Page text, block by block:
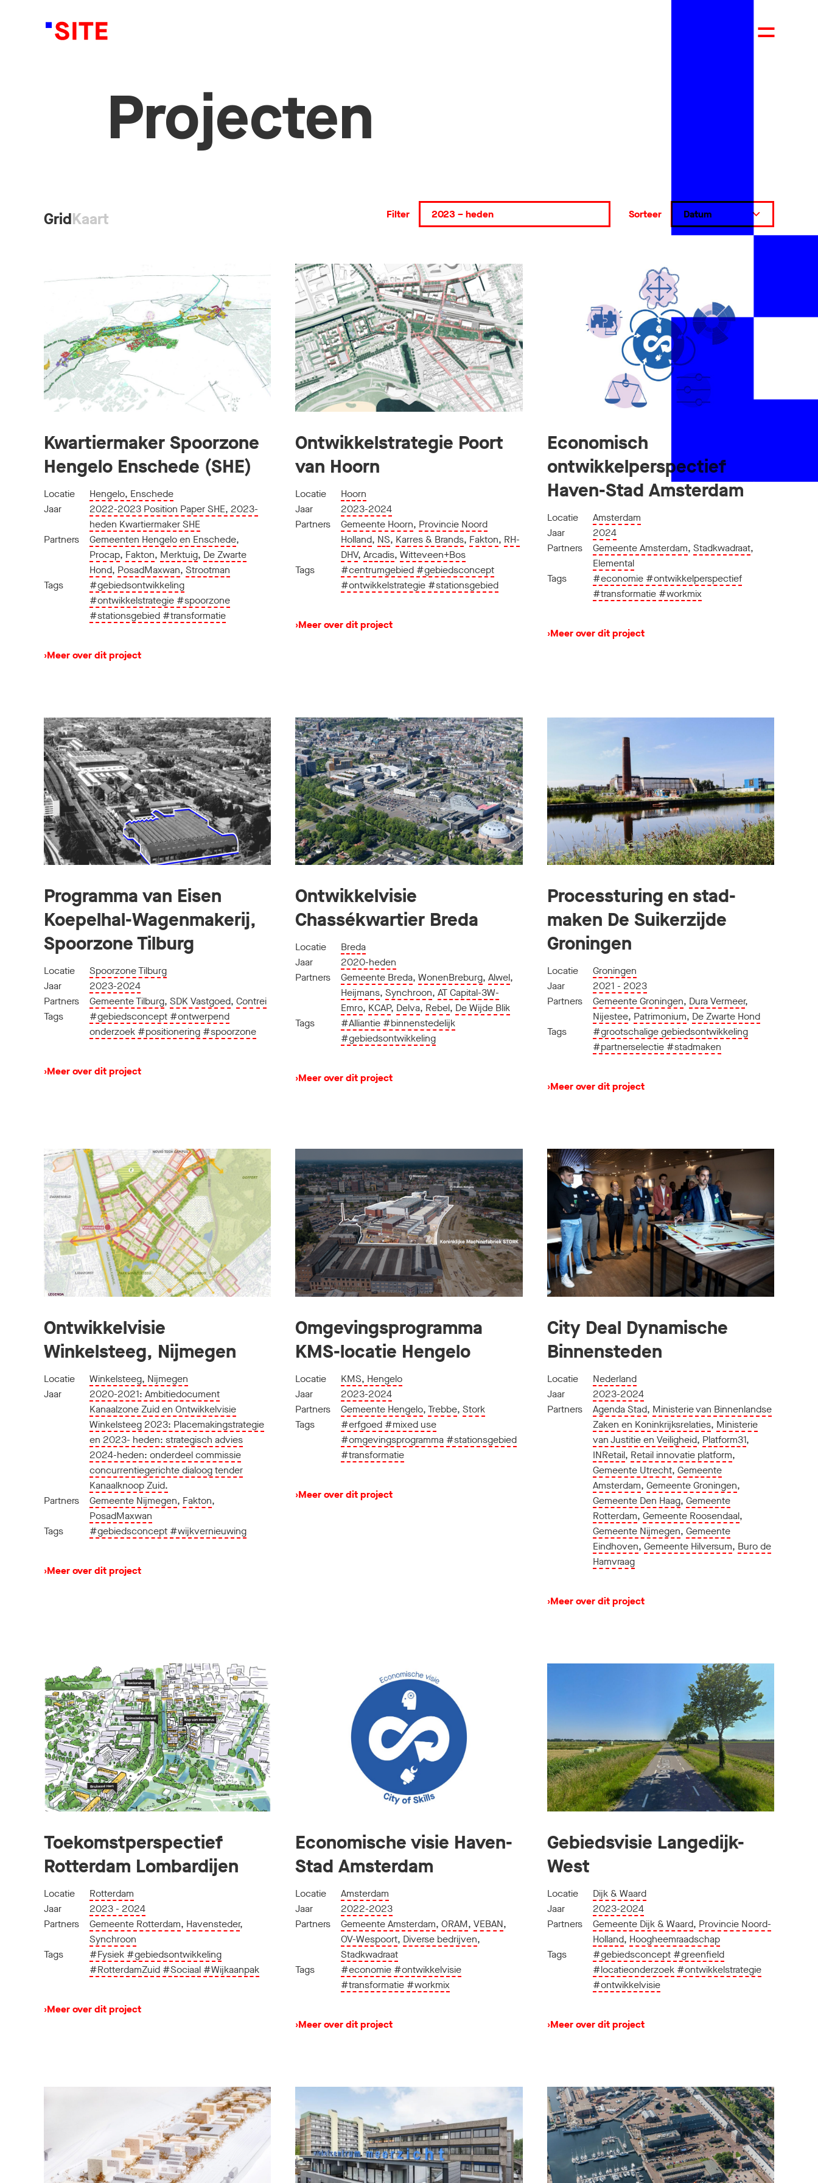
Projecten
GridKaart Filter Sorteer
Kwartiermaker Spoorzone
Hengelo Enschede (SHE)
Locatie
Hengelo, Enschede
Jaar
2022-2023 Position Paper SHE, 2023-
heden Kwartiermaker SHE
Partners
Gemeenten Hengelo en Enschede,
Procap, Fakton, Merktuig, De Zwarte
Hond, PosadMaxwan, Strootman
Tags
#gebiedsontwikkeling
#ontwikkelstrategie #spoorzone
#stationsgebied #transformatie
›Meer over dit project
Ontwikkelstrategie Poort
van Hoorn
Locatie
Hoorn
Jaar
2023-2024
Partners
Gemeente Hoorn, Provincie Noord
Holland, NS, Karres & Brands, Fakton, RH-
DHV,Arcadis,Witteveen+Bos
Tags
#centrumgebied #gebiedsconcept
#ontwikkelstrategie #stationsgebied
›Meer over dit project
Economisch
ontwikkelperspectief
Haven-Stad Amsterdam
Locatie
Amsterdam
Jaar
2024
Partners
Gemeente Amsterdam, Stadkwadraat,
Elemental
Tags
#economie #ontwikkelperspectief
#transformatie #workmix
›Meer over dit project
Programma van Eisen
Koepelhal-Wagenmakerij,
Spoorzone Tilburg
Locatie
Spoorzone Tilburg
Jaar
2023-2024
Partners
Gemeente Tilburg, SDK Vastgoed, Contrei
Tags
#gebiedsconcept #ontwerpend
onderzoek #positionering #spoorzone
›Meer over dit project
Ontwikkelvisie
Chassékwartier Breda
Locatie
Breda
Jaar
2020-heden
Partners
Gemeente Breda,WonenBreburg,Alwel,
Heijmans,Synchroon,AT Capital-3W-
Emro, KCAP, Delva, Rebel, De Wijde Blik
Tags
#Alliantie #binnenstedelijk
#gebiedsontwikkeling
›Meer over dit project
Processturing en stad-
maken De Suikerzijde
Groningen
Locatie
Groningen
Jaar
2021 - 2023
Partners
Gemeente Groningen, Dura Vermeer,
Nijestee, Patrimonium, De Zwarte Hond
Tags
#grootschalige gebiedsontwikkeling
#partnerselectie #stadmaken
›Meer over dit project
Ontwikkelvisie
Winkelsteeg, Nijmegen
Locatie
Winkelsteeg, Nijmegen
Jaar
2020-2021: Ambitiedocument
Kanaalzone Zuid en Ontwikkelvisie
Winkelsteeg 2023: Placemakingstrategie
en 2023- heden: strategisch advies
2024-heden: onderdeel commissie
concurrentiegerichte dialoog tender
Kanaalknoop Zuid.
Partners
Gemeente Nijmegen, Fakton,
PosadMaxwan
Tags
#gebiedsconcept #wijkvernieuwing
›Meer over dit project
Omgevingsprogramma
KMS-locatie Hengelo
Locatie
KMS, Hengelo
Jaar
2023-2024
Partners
Gemeente Hengelo,Trebbe,Stork
Tags
#erfgoed #mixed use
#omgevingsprogramma #stationsgebied
#transformatie
›Meer over dit project
City Deal Dynamische
Binnensteden
Locatie
Nederland
Jaar
2023-2024
Partners
Agenda Stad, Ministerie van Binnenlandse
Zaken en Koninkrijksrelaties, Ministerie
van Justitie en Veiligheid, Platform31,
INRetail, Retail innovatie platform,
Gemeente Utrecht, Gemeente
Amsterdam, Gemeente Groningen,
Gemeente Den Haag, Gemeente
Rotterdam, Gemeente Roosendaal,
Gemeente Nijmegen, Gemeente
Eindhoven, Gemeente Hilversum, Buro de
Hamvraag
›Meer over dit project
Toekomstperspectief
Rotterdam Lombardijen
Locatie
Rotterdam
Jaar
2023 - 2024
Partners
Gemeente Rotterdam, Havensteder,
Synchroon
Tags
#Fysiek #gebiedsontwikkeling
#RotterdamZuid #Sociaal #Wijkaanpak
›Meer over dit project
Economische visie Haven-
Stad Amsterdam
Locatie
Amsterdam
Jaar
2022-2023
Partners
Gemeente Amsterdam,ORAM,VEBAN,
OV-Wespoort, Diverse bedrijven,
Stadkwadraat
Tags
#economie #ontwikkelvisie
#transformatie #workmix
›Meer over dit project
Gebiedsvisie Langedijk-
West
Locatie
Dijk & Waard
Jaar
2023-2024
Partners
Gemeente Dijk & Waard, Provincie Noord-
Holland, Hoogheemraadschap
Tags
#gebiedsconcept #greenfield
#locatieonderzoek #ontwikkelstrategie
#ontwikkelvisie
›Meer over dit project